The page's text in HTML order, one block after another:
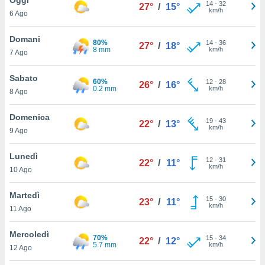
è
al sito
di
ci
di
il
un
la
nella
6 Ago
27° / 15° 14- 32
km/h
Domani
7 Ago
80%
8 mm
27° / 18° 14- 36
km/h
Sabato
8 Ago
60%
0.2 mm
26° / 16° 12- 28
km/h
Domenica
9 Ago
22° / 13° 19- 43
km/h
Lunedì
10 Ago
22° / 11° 12- 31
km/h
Martedì
11 Ago
23° / 11° 15- 30
km/h
Mercoledì
12 Ago
70%
5.7 mm
22° / 12° 15- 34
km/h